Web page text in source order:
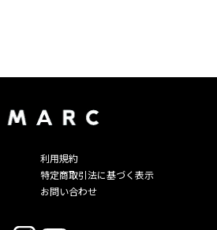
利用規約
特定商取引法に基づく表示
お問い合わせ